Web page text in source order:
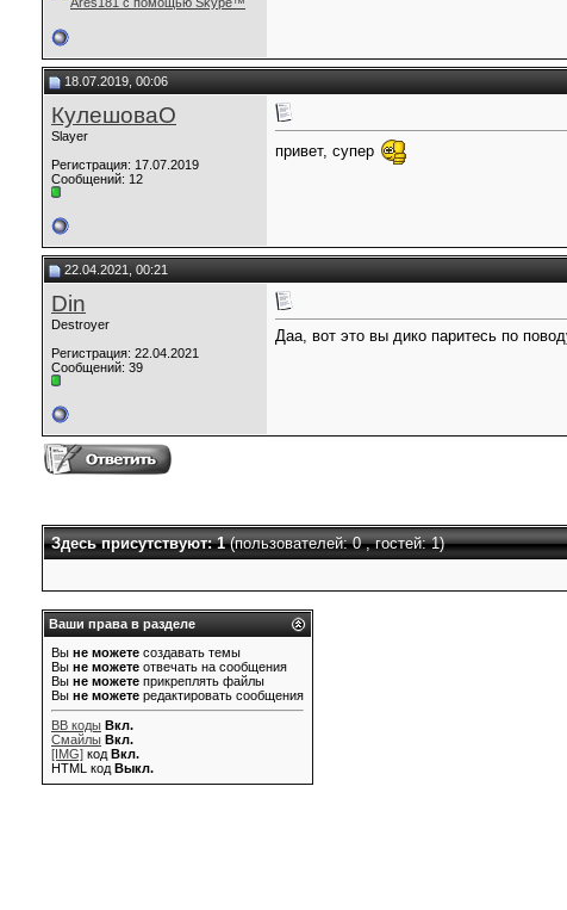
18.07.2019, 00:06
КулешоваО
Slayer
Регистрация: 17.07.2019
Сообщений: 12
привет, супер
22.04.2021, 00:21
Din
Destroyer
Регистрация: 22.04.2021
Сообщений: 39
Даа, вот это вы дико паритесь по
Здесь присутствуют: 1(пользователей: 0 , гостей: 1)
Ваши права в разделе
Вы не можете создавать темы
Вы не можете отвечать на сообщения
Вы не можете прикреплять файлы
Вы не можете редактировать сообщения
BB коды Вкл.
Смайлы Вкл.
[IMG] код Вкл.
HTML код Выкл.